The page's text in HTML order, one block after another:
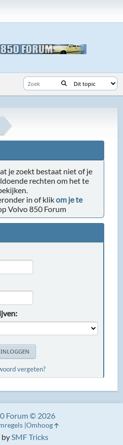
je zoekt bestaat niet of je
rechten om het te
in of klikom je te
Volvo 850 Forum
vergeten?
bySMF Tricks
Forum © 2026
Omhoog